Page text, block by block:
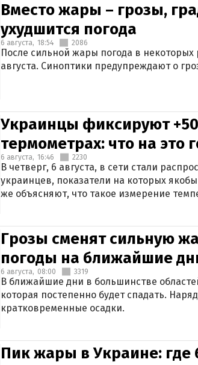
Вместо жары – грозы,
ухудшится погода
6 августа, 18:54 2086
После сильной жары погода в
августа. Синоптики предупреждают о
Украинцы фиксируют
термометрах: что на это
6 августа, 16:46 2230
В четверг, 6 августа, в сети стали
украинцев, показатели на которых
же объясняют, что такое измерение
Грозы сменят сильную
погоды на ближайшие
6 августа, 08:00 3319
В ближайшие дни в большинстве
которая постепенно будет спадать.
кратковременные осадки.
Пик жары в Украине: где